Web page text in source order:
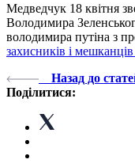
Медведчук 18 квітня
Володимира
володимира путіна з
захисників і
Назад до
Поділитися: